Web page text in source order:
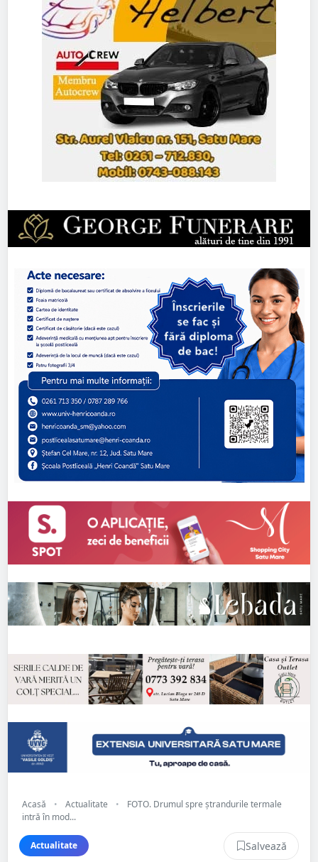
Acasă • Actualitate •
FOTO. Drumul spre ștrandurile termale
intră în mod...
Actualitate Salvează